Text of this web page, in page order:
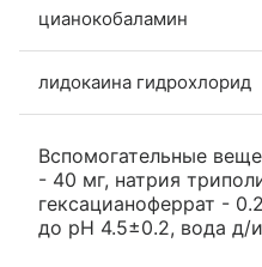
цианокобаламин
лидокаина гидрохлорид
Вспомогательные
- 40 мг, натрия
гексацианоферрат -
до рН 4.5±0.2, вода д/